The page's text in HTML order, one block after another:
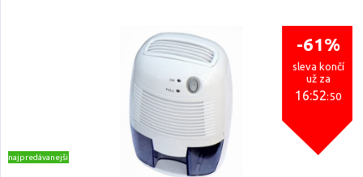
-61%
sleva končí
už za
16:52:49
najpredávanejšie